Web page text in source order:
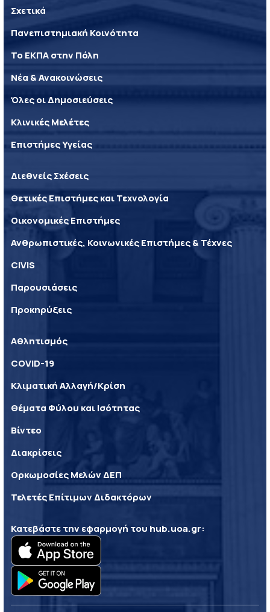
Σχετικά
Πανεπιστημιακή Κοινότητα
Το ΕΚΠΑ στην Πόλη
Νέα & Ανακοινώσεις
Όλες οι Δημοσιεύσεις
Κλινικές Μελέτες
Επιστήμες Υγείας
Διεθνείς Σχέσεις
Θετικές Επιστήμες και Τεχνολογία
Οικονομικές Επιστήμες
Ανθρωπιστικές, Κοινωνικές Επιστήμες & Τέχνες
CIVIS
Παρουσιάσεις
Προκηρύξεις
Αθλητισμός
COVID-19
Κλιματική Αλλαγή/Κρίση
Θέματα Φύλου και Ισότητας
Βίντεο
Διακρίσεις
Ορκωμοσίες Μελών ΔΕΠ
Τελετές Επίτιμων Διδακτόρων
Κατεβάστε την εφαρμογή του hub.uoa.gr: